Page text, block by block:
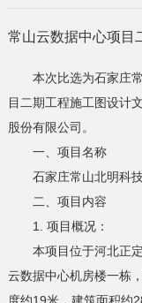
常山云数据中心项目
本次比选为石家庄
目二期工程施工图设计
股份有限公司。
一、项目名称
石家庄常山北明科
二、项目内容
1. 项目概况：
本项目位于河北正
云数据中心机房楼一栋